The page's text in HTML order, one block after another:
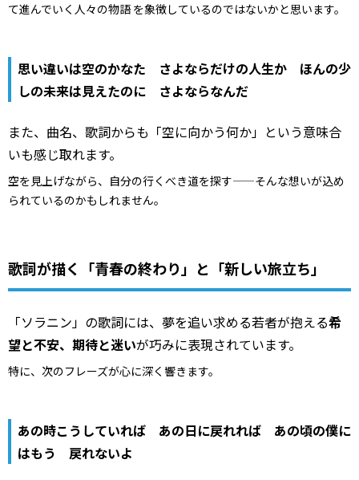
て進んでいく人々の物語 を象徴しているのではないかと思います。
思い違いは空のかなた さよならだけの人生か ほんの少
しの未来は見えたのに さよならなんだ
また、曲名、歌詞からも「空に向かう何か」という意味合
いも感じ取れます。
空を見上げながら、自分の行くべき道を探す——そんな想いが込め
られているのかもしれません。
歌詞が描く「青春の終わり」と「新しい旅立ち」
「ソラニン」の歌詞には、夢を追い求める若者が抱える希
望と不安、期待と迷いが巧みに表現されています。
特に、次のフレーズが心に深く響きます。
あの時こうしていれば あの日に戻れれば あの頃の僕に
はもう 戻れないよ